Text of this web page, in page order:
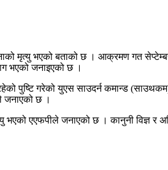
मृत्यु भएको बताको छ । आक्रमण गत
भएको जनाइएको छ ।
रहेको पुष्टि गरेको युएस साउदर्न कमान्ड
जनाएको छ ।
भएको एएफपीले जनाएको छ । कानुनी विज्ञ